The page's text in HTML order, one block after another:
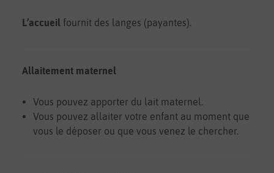
L’accueil fournit des langes (payantes).
Allaitement maternel
Vous pouvez apporter du lait maternel.
Vous pouvez allaiter votre enfant au moment que
vous le déposer ou que vous venez le chercher.